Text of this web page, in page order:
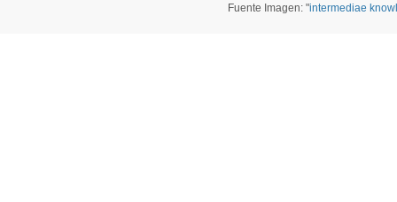
Fuente Imagen: "intermediae